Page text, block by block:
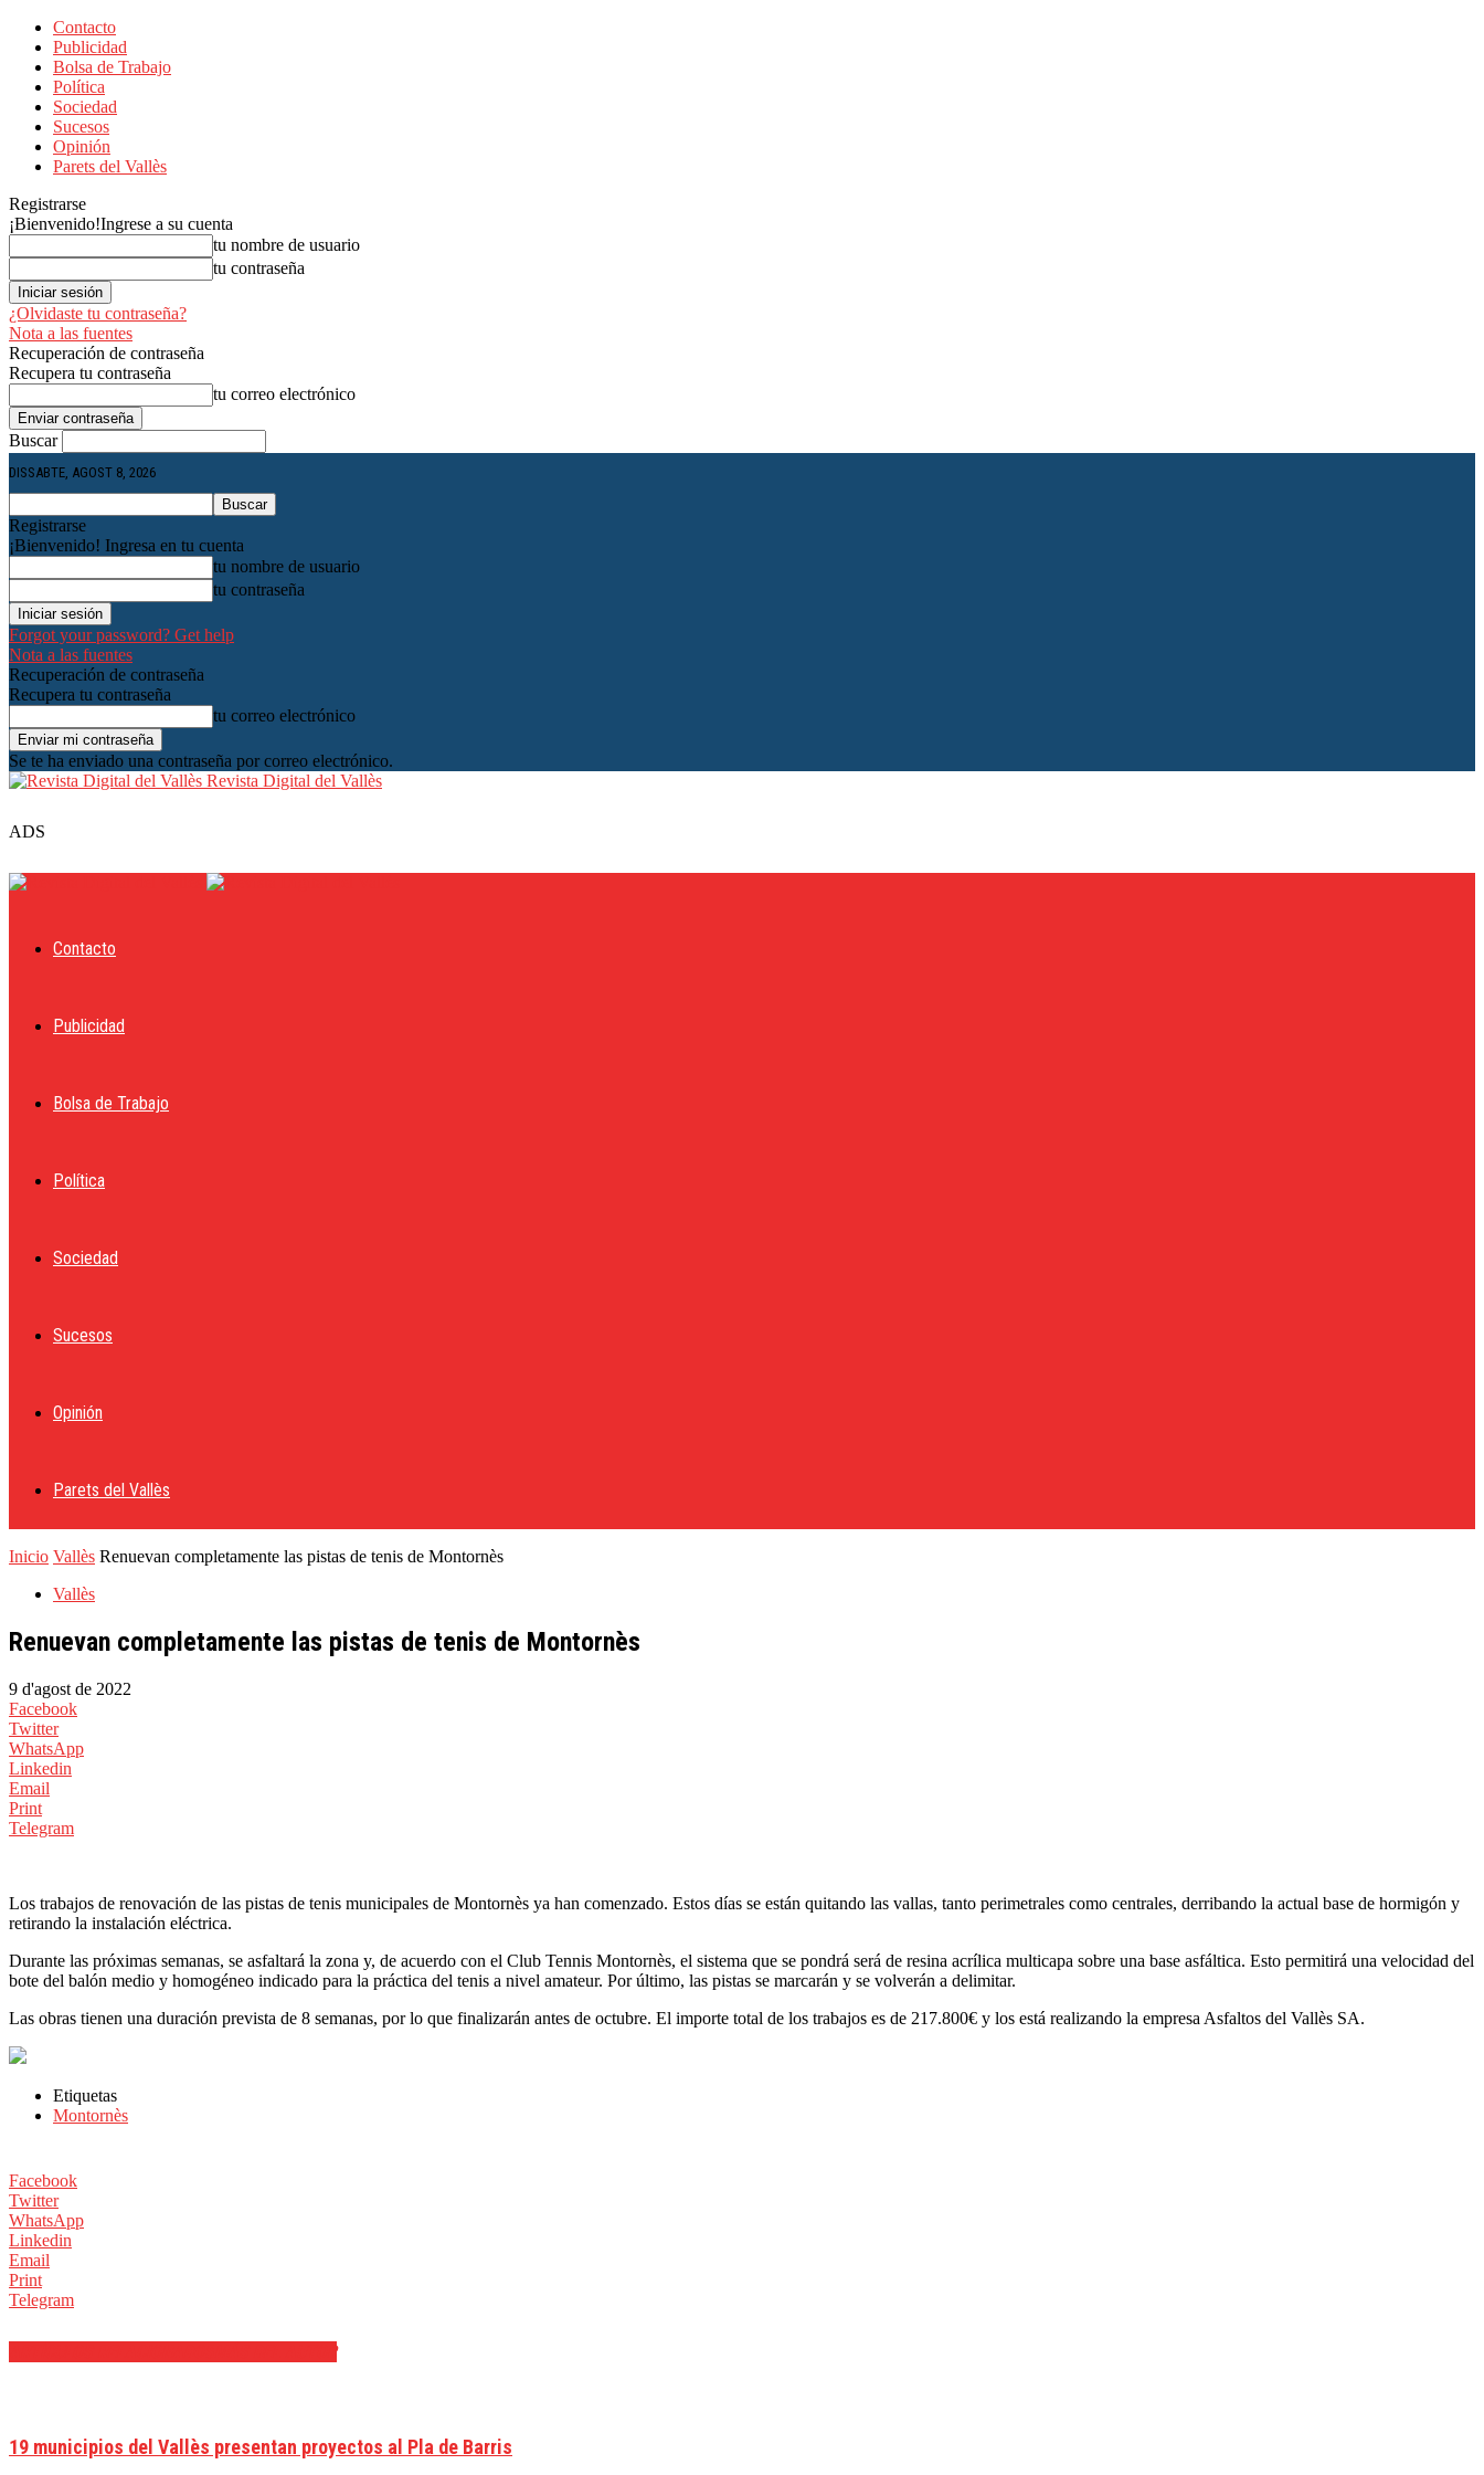
Contacto
Publicidad
Bolsa de Trabajo
Política
Sociedad
Sucesos
Opinión
Parets del Vallès
Registrarse
¡Bienvenido!Ingrese a su cuenta
tu nombre de usuario
tu contraseña
¿Olvidaste tu contraseña?
Nota a las fuentes
Recuperación de contraseña
Recupera tu contraseña
tu correo electrónico
Buscar
DISSABTE, AGOST 8, 2026
Registrarse
¡Bienvenido! Ingresa en tu cuenta
tu nombre de usuario
tu contraseña
Forgot your password? Get help
Nota a las fuentes
Recuperación de contraseña
Recupera tu contraseña
tu correo electrónico
Se te ha enviado una contraseña por correo electrónico.
Revista Digital del Vallès
ADS
Contacto
Publicidad
Bolsa de Trabajo
Política
Sociedad
Sucesos
Opinión
Parets del Vallès
Inicio Vallès Renuevan completamente las pistas de tenis de Montornès
Vallès
Renuevan completamente las pistas de tenis de Montornès
9 d'agost de 2022
Facebook
Twitter
WhatsApp
Linkedin
Email
Print
Telegram
Los trabajos de renovación de las pistas de tenis municipales de Montornès ya han comenzado. Estos días se están quitando las vallas, tanto perimetrales como centrales, derribando la actual base de hormigón y
retirando la instalación eléctrica.
Durante las próximas semanas, se asfaltará la zona y, de acuerdo con el Club Tennis Montornès, el sistema que se pondrá será de resina acrílica multicapa sobre una base asfáltica. Esto permitirá una velocidad del
bote del balón medio y homogéneo indicado para la práctica del tenis a nivel amateur. Por último, las pistas se marcarán y se volverán a delimitar.
Las obras tienen una duración prevista de 8 semanas, por lo que finalizarán antes de octubre. El importe total de los trabajos es de 217.800€ y los está realizando la empresa Asfaltos del Vallès SA.
Etiquetas
Montornès
Facebook
Twitter
WhatsApp
Linkedin
Email
Print
Telegram
19 municipios del Vallès presentan proyectos al Pla de Barris